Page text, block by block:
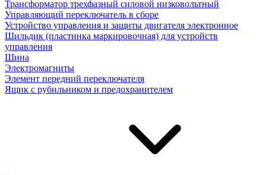
Трансформатор трехфазный силовой низковольтный
Управляющий переключатель в сборе
Устройство управления и защиты двигателя электронное
Шильдик (пластинка маркировочная) для устройств
управления
Шина
Электромагниты
Элемент передний переключателя
Ящик с рубильником и предохранителем